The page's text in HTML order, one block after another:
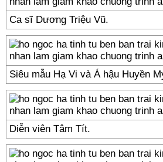
Ca sĩ Dương Triệu Vũ.
Siêu mẫu Hạ Vi và Á hậu Huyền
Diễn viên Tâm Tít.